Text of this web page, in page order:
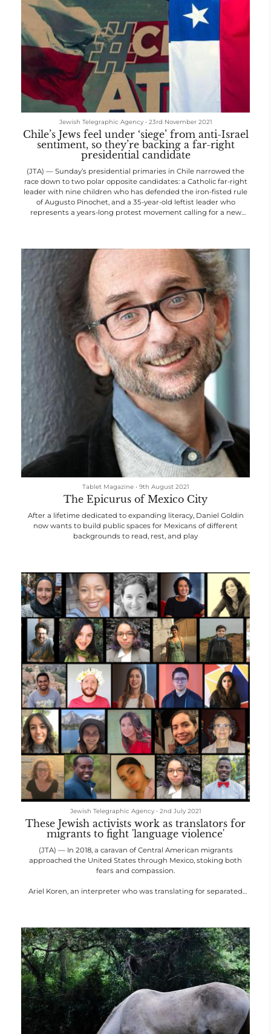
Jewish Telegraphic Agency • 23rd November 2021
Chile’s Jews feel under ‘siege’ from anti-Israel
sentiment, so they’re backing a far-right
presidential candidate
(JTA) — Sunday’s presidential primaries in Chile narrowed the
race down to two polar opposite candidates: a Catholic far-right
leader with nine children who has defended the iron-fisted rule
of Augusto Pinochet, and a 35-year-old leftist leader who
represents a years-long protest movement calling for a new
from the way Jews vote in the United States: Most are backing
the right-wing candidate, José Antonio Kast
Tablet Magazine • 9th August 2021
The Epicurus of Mexico City
After a lifetime dedicated to expanding literacy, Daniel Goldin
now wants to build public spaces for Mexicans of different
backgrounds to read, rest, and play
Jewish Telegraphic Agency • 2nd July 2021
These Jewish activists work as translators for
migrants to fight 'language violence'
(JTA) — In 2018, a caravan of Central American migrants
approached the United States through Mexico, stoking both
fears and compassion.
Ariel Koren, an interpreter who was translating for separated
“language violence.”
The 25-year-old, who was living in Mexico City, had taken time
away from her job working for Goo